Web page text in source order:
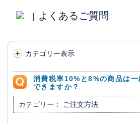
よくあるご質問
カテゴリー表示
消費税率10%と8%の商品は
できますか？
カテゴリー： ご注文方法